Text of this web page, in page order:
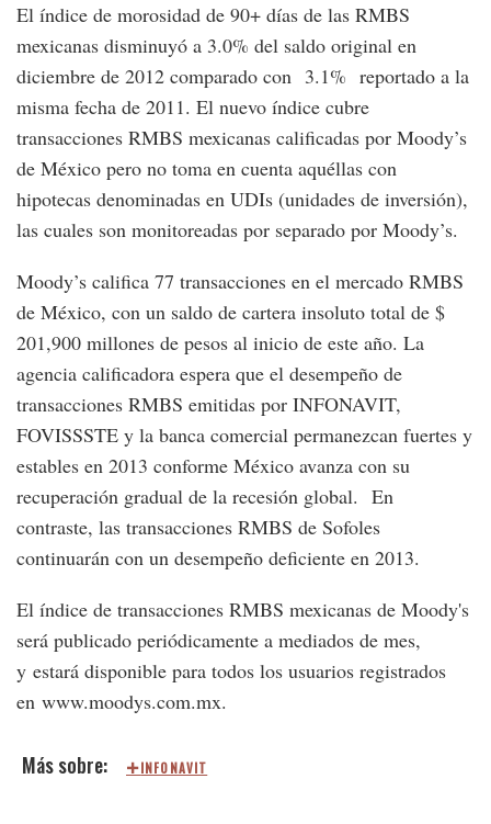
El índice de morosidad de 90+ días de las RMBS
mexicanas disminuyó a 3.0% del saldo original en
diciembre de 2012 comparado con 3.1% reportado a la
misma fecha de 2011. El nuevo índice cubre
transacciones RMBS mexicanas calificadas por Moody’s
de México pero no toma en cuenta aquéllas con
hipotecas denominadas en UDIs (unidades de inversión),
las cuales son monitoreadas por separado por Moody’s.
Moody’s califica 77 transacciones en el mercado RMBS
de México, con un saldo de cartera insoluto total de $
201,900 millones de pesos al inicio de este año. La
agencia calificadora espera que el desempeño de
transacciones RMBS emitidas por INFONAVIT,
FOVISSSTE y la banca comercial permanezcan fuertes y
estables en 2013 conforme México avanza con su
recuperación gradual de la recesión global. En
contraste, las transacciones RMBS de Sofoles
continuarán con un desempeño deficiente en 2013.
El índice de transacciones RMBS mexicanas de Moody's
será publicado periódicamente a mediados de mes,
y estará disponible para todos los usuarios registrados
en www.moodys.com.mx.
INFONAVIT